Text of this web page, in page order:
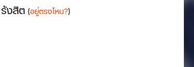
งสิต (อยู่ตรงไหน?)